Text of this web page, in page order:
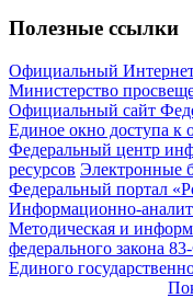
Полезные ссылки
Официальный
Министерство
Официальный сайт
Единое окно доступа к
Федеральный центр
ресурсов Электронные
Федеральный портал
Информационно-
Методическая и
федерального закона
Единого